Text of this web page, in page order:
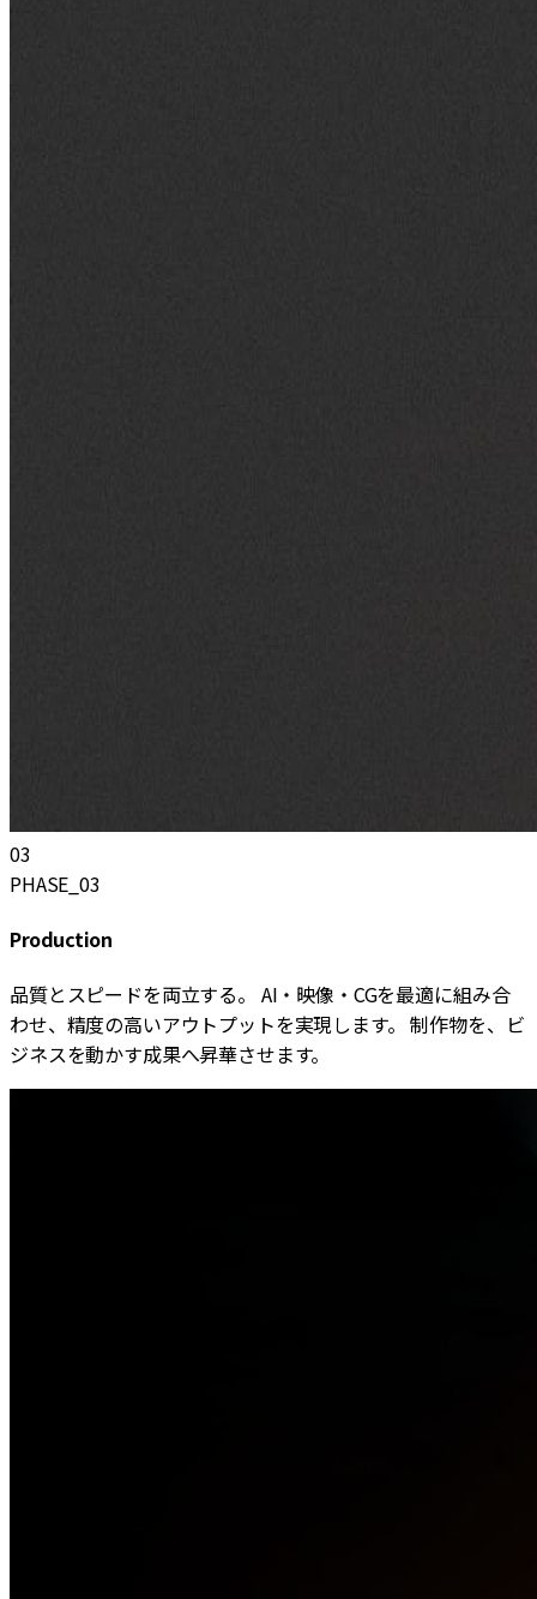
03
PHASE_03
Production
品質とスピードを両立する。 AI・映像・CGを最適に組み合
わせ、精度の高いアウトプットを実現します。 制作物を、ビ
ジネスを動かす成果へ昇華させます。